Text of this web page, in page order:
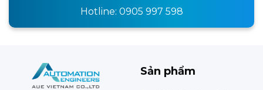
Hotline: 0905 997 598
Sản phẩm